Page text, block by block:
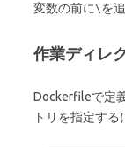
変数の前に\を
作業ディレ
Dockerfileで定
トリを指定する